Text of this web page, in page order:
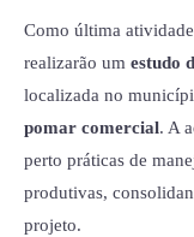
Como última
realizarão um estudo
localizada no
pomar comercial. A
perto práticas de
produtivas,
projeto.